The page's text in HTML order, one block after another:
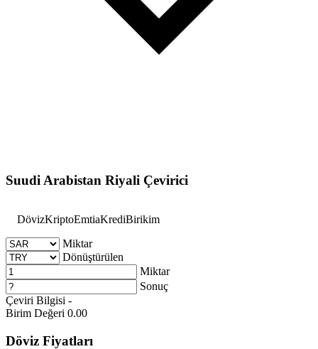
Suudi Arabistan Riyali Çevirici
DövizKriptoEmtiaKrediBirikim
Miktar
Dönüştürülen
Miktar
Sonuç
Çeviri Bilgisi -
Birim Değeri 0.00
Döviz Fiyatları